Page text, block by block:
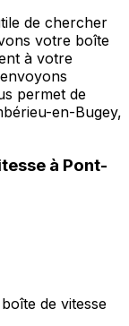
de chercher
votre boîte
à votre
permet de
en-Bugey,
à Pont-
de vitesse